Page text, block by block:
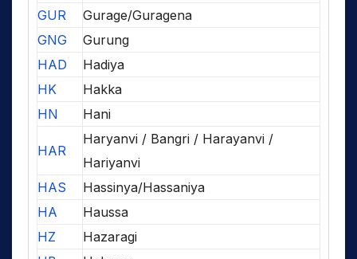
GUR
Gurage/Guragena
GNG
Gurung
HAD
Hadiya
HK
Hakka
HN
Hani
HAR
Haryanvi / Bangri / Harayanvi /
Hariyanvi
HAS
Hassinya/Hassaniya
HA
Haussa
HZ
Hazaragi